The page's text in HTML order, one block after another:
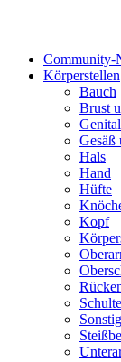
Community-
Körperstellen
Bauch
Brust
Gesäß
Hals
Hand
Hüfte
Kopf